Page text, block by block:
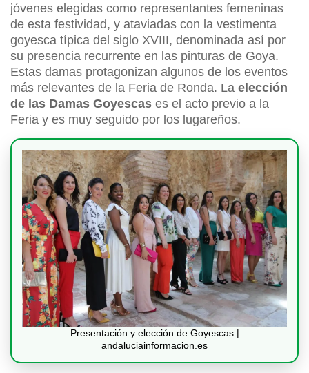
jóvenes elegidas como representantes femeninas
de esta festividad, y ataviadas con la vestimenta
goyesca típica del siglo XVIII, denominada así por
su presencia recurrente en las pinturas de Goya.
Estas damas protagonizan algunos de los eventos
más relevantes de la Feria de Ronda. La elección
de las Damas Goyescas es el acto previo a la
Feria y es muy seguido por los lugareños.
Presentación y elección de Goyescas |
andaluciainformacion.es